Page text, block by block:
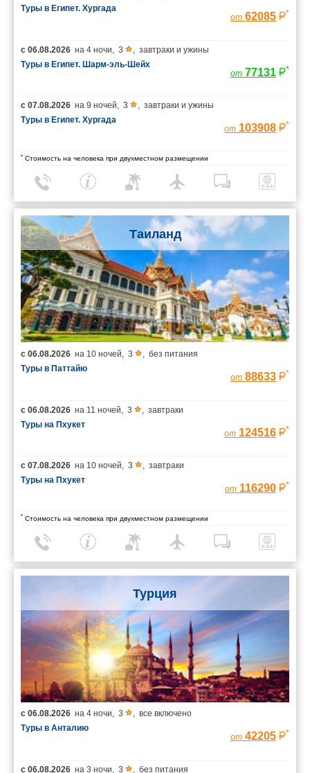
Туры в Египет. Хургада
от 62085 *
с 06.08.2026 на 4 ночи, 3 , завтраки и ужины
Туры в Египет. Шарм-эль-Шейх
от 77131 *
с 07.08.2026 на 9 ночей, 3 , завтраки и ужины
Туры в Египет. Хургада
от 103908 *
* Стоимость на человека при двухместном размещении
Таиланд
с 06.08.2026 на 10 ночей 3
без питания
Туры в Паттайю
от 88633 *
с 06.08.2026 на 11 ночей 3
завтраки
Туры на Пхукет
от 124516 *
с 07.08.2026 на 10 ночей 3
завтраки
Туры на Пхукет
от 116290 *
* Стоимость на человека при двухместном размещении
Турция
с 06.08.2026 на 4 ночи, 3 , все включено
Туры в Анталию
от 42205 *
с 06.08.2026 на 3 ночи, 3 , без питания